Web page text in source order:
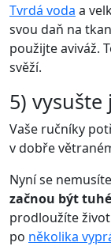
Tvrdá voda a
svou daň na
použijte aviváž.
svěží.
5)
Vaše ručníky
v dobře
Nyní se
začnou být tuhé
prodloužíte
po několika